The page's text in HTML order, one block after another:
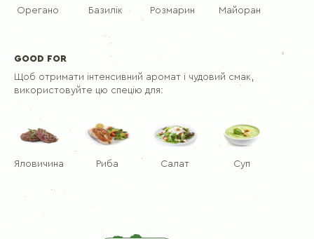
Орегано Базилік Розмарин Майоран
GOOD FOR
Щоб отримати інтенсивний аромат і чудовий смак,
використовуйте цю спецію для:
Яловичина Риба Салат Суп